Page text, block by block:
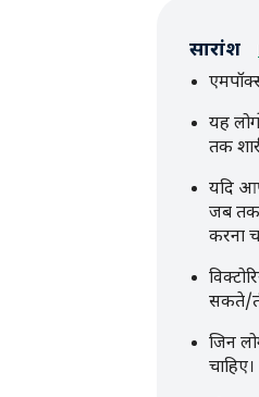
सारांश
यह
तक
यदि
जब तक
करना
सकते/
जिन
चाहिए।